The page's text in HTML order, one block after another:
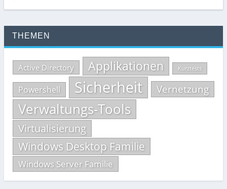
THEMEN
Active Directory Applikationen Kurztests
Powershell Sicherheit Vernetzung
Verwaltungs-Tools
Virtualisierung
Windows Desktop Familie
Windows Server Familie